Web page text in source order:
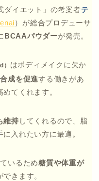
ダイエット」の考案者テ
）が総合プロデューサ
BCAAパウダーが発売。
はボディメイクに欠か
成を促進する働きがあ
てくれます。
維持 してくれるので、脂
入れたい方に最適。
いるため糖質や体重が
きます。